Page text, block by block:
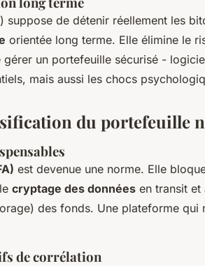
suppose de détenir réellement les
orientée long terme. Elle élimine le
un portefeuille sécurisé -
mais aussi les chocs
du portefeuille
est devenue une norme. Elle
cryptage des données en transit et
des fonds. Une plateforme qui
de corrélation